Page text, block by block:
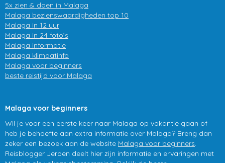
5x zien & doen in Malaga
Malaga bezienswaardigheden top 10
Malaga in 12 uur
Malaga in 24 foto’s
Malaga informatie
Malaga klimaatinfo
Malaga voor beginners
beste reistijd voor Malaga
Malaga voor beginners
Wil je voor een eerste keer naar Malaga op vakantie gaan of
heb je behoefte aan extra informatie over Malaga? Breng dan
zeker een bezoek aan de website Malaga voor beginners.
Reisblogger Jeroen deelt hier zijn informatie en ervaringen met